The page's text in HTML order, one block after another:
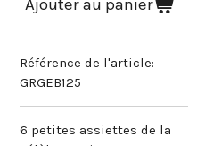
Ajouter au panier
Référence de l'article:
GRGEB125
6 petites assiettes de la